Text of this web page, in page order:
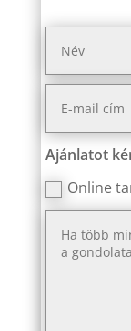
Ajánlatot
Online